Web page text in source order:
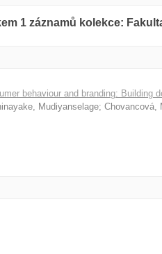
1 záznamů kolekce:
behaviour and branding: Building
Mudiyanselage; Chovancová,